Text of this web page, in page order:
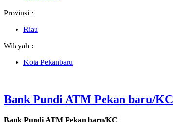
Provinsi :
Riau
Wilayah :
Kota Pekanbaru
Bank Pundi ATM Pekan baru/KC
Bank Pundi ATM Pekan baru/KC